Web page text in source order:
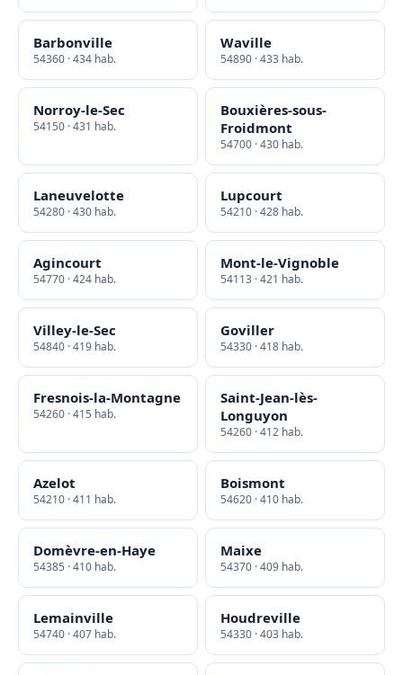
Barbonville
54360 · 434 hab.
Waville
54890 · 433 hab.
Norroy-le-Sec
54150 · 431 hab.
Bouxières-sous-
Froidmont
54700 · 430 hab.
Laneuvelotte
54280 · 430 hab.
Lupcourt
54210 · 428 hab.
Agincourt
54770 · 424 hab.
Mont-le-Vignoble
54113 · 421 hab.
Villey-le-Sec
54840 · 419 hab.
Goviller
54330 · 418 hab.
Fresnois-la-Montagne
54260 · 415 hab.
Saint-Jean-lès-
Longuyon
54260 · 412 hab.
Azelot
54210 · 411 hab.
Boismont
54620 · 410 hab.
Domèvre-en-Haye
54385 · 410 hab.
Maixe
54370 · 409 hab.
Lemainville
54740 · 407 hab.
Houdreville
54330 · 403 hab.